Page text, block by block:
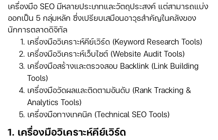
เครื่องมือ SEO มีหลายประเภทและวัตถุประสงค์ แต่สามารถแบ่ง
ออกเป็น 5 กลุ่มหลัก ซึ่งเปรียบเสมือนอาวุธสำคัญในคลังของ
นักการตลาดดิจิทัล
เครื่องมือวิเคราะห์คีย์เวิร์ด (Keyword Research Tools)
เครื่องมือวิเคราะห์เว็บไซต์ (Website Audit Tools)
เครื่องมือสร้างและตรวจสอบ Backlink (Link Building
Tools)
เครื่องมือวัดผลและติดตามอันดับ (Rank Tracking &
Analytics Tools)
เครื่องมือทางเทคนิค (Technical SEO Tools)
1. เครื่องมือวิเคราะห์คีย์เวิร์ด